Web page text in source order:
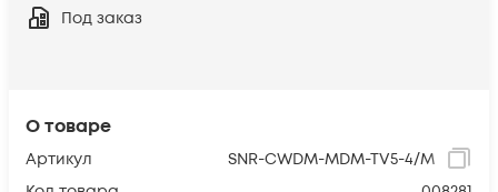
О товаре
Артикул
SNR-CWDM-MDM-TV5-4/M
Под заказ